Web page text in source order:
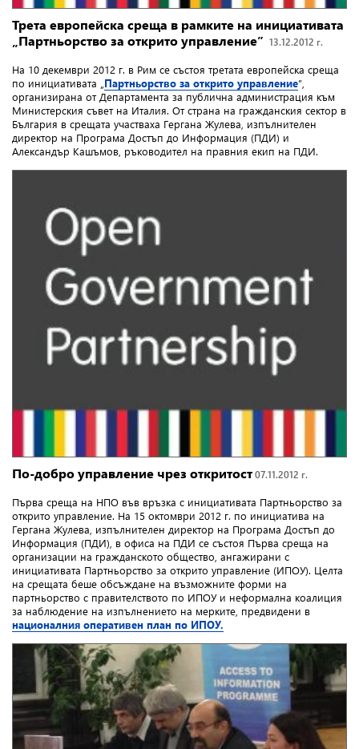
Трета европейска среща в рамките на инициативата
„Партньорство за открито управление” 13.12.2012 г.
На 10 декември 2012 г. в Рим се състоя третата европейска среща
по инициативата „ Партньорство за открито управление”,
организирана от Департамента за публична администрация към
Министерския съвет на Италия. От страна на гражданския сектор в
България в срещата участваха Гергана Жулева, изпълнителен
директор на Програма Достъп до Информация (ПДИ) и
Александър Кашъмов, ръководител на правния екип на ПДИ.
По-добро управление чрез откритост 07.11.2012 г.
Първа среща на НПО във връзка с инициативата Партньорство за
открито управление. На 15 октомври 2012 г. по инициатива на
Гергана Жулева, изпълнителен директор на Програма Достъп до
Информация (ПДИ), в офиса на ПДИ се състоя Първа среща на
организации на гражданското общество, ангажирани с
инициативата Партньорство за открито управление (ИПОУ). Целта
на срещата беше обсъждане на възможните форми на
партньорство с правителството по ИПОУ и неформална коалиция
за наблюдение на изпълнението на мерките, предвидени в
националния оперативен план по ИПОУ.